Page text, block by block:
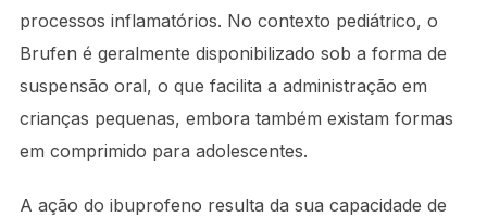
processos inflamatórios. No contexto pediátrico, o
Brufen é geralmente disponibilizado sob a forma de
suspensão oral, o que facilita a administração em
crianças pequenas, embora também existam formas
em comprimido para adolescentes.
A ação do ibuprofeno resulta da sua capacidade de